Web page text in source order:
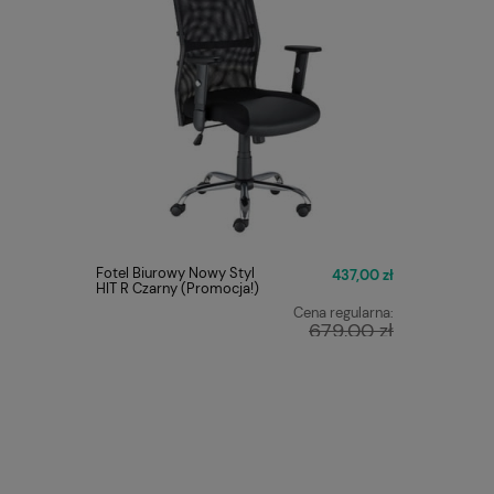
Fotel Biurowy Nowy Styl
HIT R Czarny (Promocja!)
437,00 zł
Cena regularna:
679,00 zł